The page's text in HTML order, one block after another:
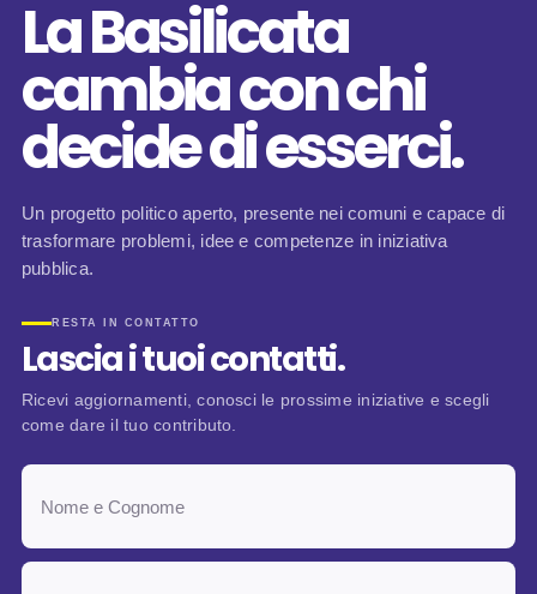
La Basilicata
cambia con chi
decide di esserci.
Un progetto politico aperto, presente nei comuni e capace di
trasformare problemi, idee e competenze in iniziativa
pubblica.
RESTA IN CONTATTO
Lascia i tuoi contatti.
Ricevi aggiornamenti, conosci le prossime iniziative e scegli
come dare il tuo contributo.